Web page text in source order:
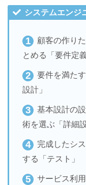
システムエンジ
顧客の作り
とめる「要件定義
要件を満た
設計」
基本設計の
術を選ぶ「詳細設
完成したシ
する「テスト」
サービス利